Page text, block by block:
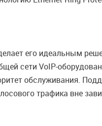
его идеальным
сети VoIP-
обслуживания.
трафика вне